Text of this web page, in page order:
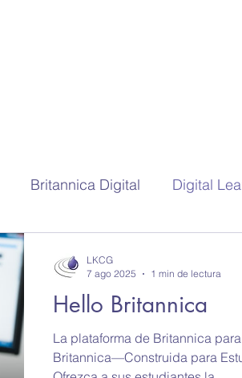
Britannica Digital Digital
eBooks Nursing ClinicalKey
Hello Britannica
La plataforma de Britannica
Britannica—Construida para
LKCG
7 ago 2025
1 min de lectura